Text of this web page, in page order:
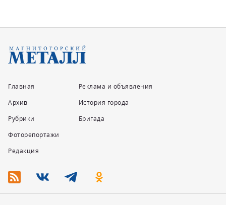
Главная
Архив
Рубрики
Фоторепортажи
Редакция
Реклама и объявления
История города
Бригада